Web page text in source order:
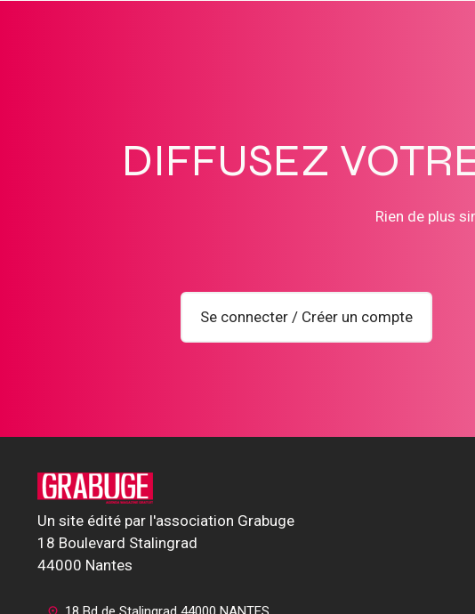
DIFFUSEZ
Rien de plus
Se connecter / Créer un compte
Un site édité par l'association Grabuge
18 Boulevard Stalingrad
44000 Nantes